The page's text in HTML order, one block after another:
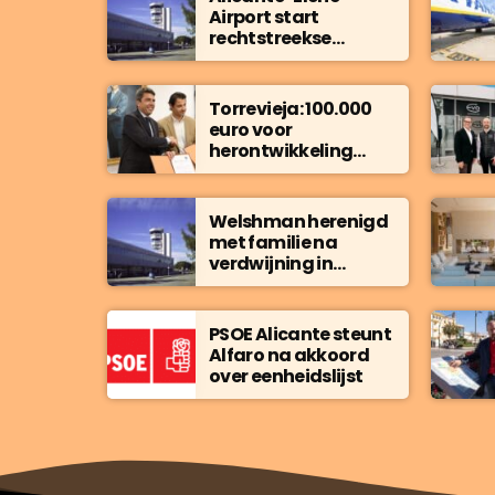
Airport start
rechtstreekse
vluchten naar
Moldavië
Torrevieja: 100.000
euro voor
herontwikkeling
Fábrica de Hielo
Welshman herenigd
met familie na
verdwijning in
Benidorm
PSOE Alicante steunt
Alfaro na akkoord
over eenheidslijst